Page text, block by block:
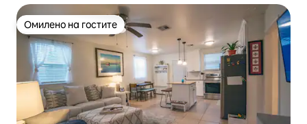
Омилено на гостите
Омилено на гостите